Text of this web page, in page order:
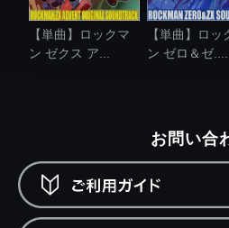
【単曲】ロックマ
ン ゼクス ア...
【単曲】ロッ
ン ゼロ＆ゼ....
お問い合